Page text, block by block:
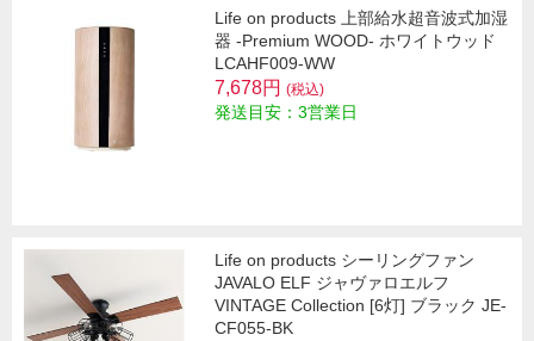
Life on products 上部給水超音波式加湿
器 -Premium WOOD- ホワイトウッド
LCAHF009-WW
7,678円 (税込)
発送目安：3営業日
Life on products シーリングファン
JAVALO ELF ジャヴァロエルフ
VINTAGE Collection [6灯] ブラック JE-
CF055-BK